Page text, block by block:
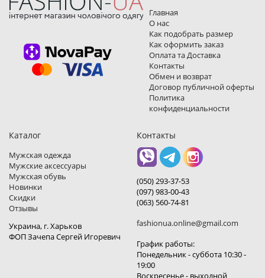
Главная
О нас
Как подобрать размер
Как оформить заказ
Оплата та Доставка
Контакты
Обмен и возврат
Договор публичной оферты
Политика
конфиденциальности
Каталог
Мужская одежда
Мужские аксессуары
Мужская обувь
Новинки
Скидки
Отзывы
Украина, г. Харьков
ФОП Зачепа Сергей Игоревич
Контакты
(050) 293-37-53
(097) 983-00-43
(063) 560-74-81
fashionua.online@gmail.com
График работы:
Понедельник - суббота 10:30 -
19:00
Воскресенье - выходной